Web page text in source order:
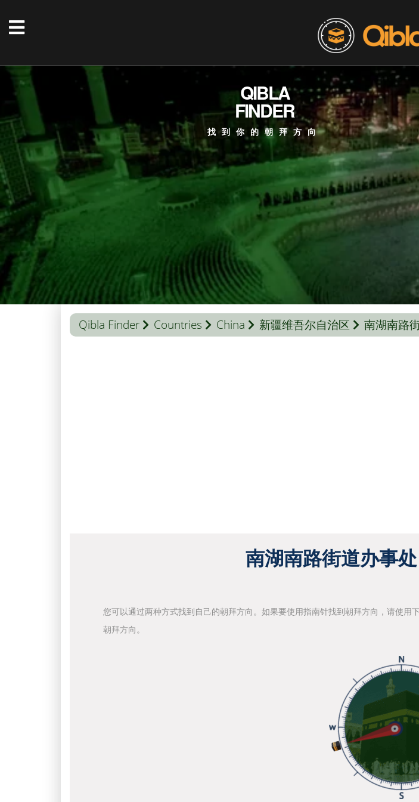
QIBLA
FINDER
找到你的朝拜方向
Qibla Finder Countries China 新疆维吾尔自治区 南湖南路
南湖南路街道办事
您可以通过两种方式找到自己的朝拜方向。如果要使用指南针找到朝拜方向，请使
朝拜方向。